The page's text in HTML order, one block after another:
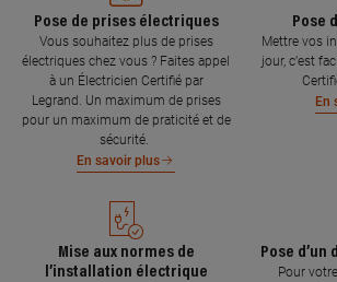
Pose de prises électriques
Vous souhaitez plus de prises
électriques chez vous ? Faites appel
à un Électricien Certifié par
Legrand. Un maximum de prises
pour un maximum de praticité et de
sécurité.
En savoir plus
Pose
Mettre vos
jour, c’est
En
Mise aux normes de
l’installation électrique
Pose
Pour